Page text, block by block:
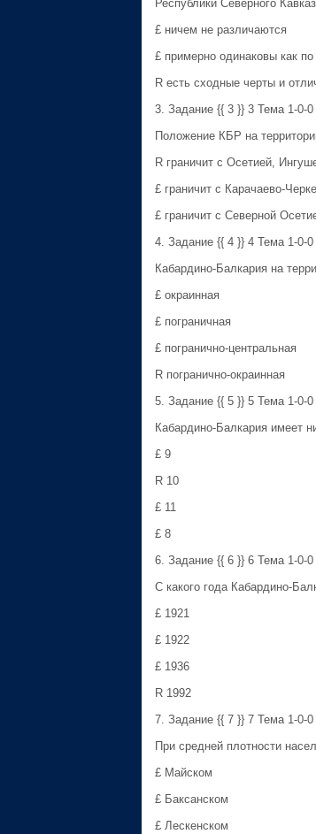
Республики Северного
£ ничем не различаются
£ примерно одинаковы как
R есть сходные черты и
3. Задание {{ 3 }} 3 Тема 1-0-0
Положение КБР на
R граничит с Осетией,
£ граничит с Карачаево-
£ граничит с Северной
4. Задание {{ 4 }} 4 Тема 1-0-0
Кабардино-Балкария на
£ окраинная
£ пограничная
£ погранично-центральная
R погранично-окраинная
5. Задание {{ 5 }} 5 Тема 1-0-0
Кабардино-Балкария имеет
£ 9
R 10
£ 11
£ 8
6. Задание {{ 6 }} 6 Тема 1-0-0
С какого года Кабардино-
£ 1921
£ 1922
£ 1936
R 1992
7. Задание {{ 7 }} 7 Тема 1-0-0
При средней плотности
£ Майском
£ Баксанском
£ Лескенском